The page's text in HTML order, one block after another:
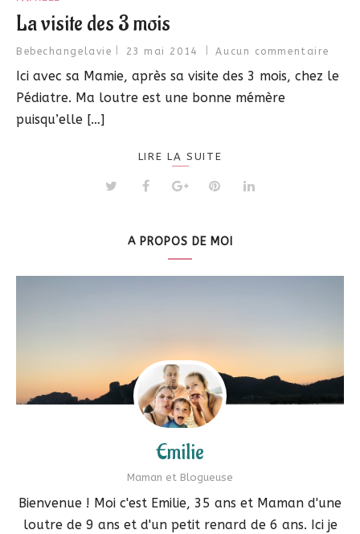
La visite des 3 mois
Bebechangelavie 23 mai 2014 Aucun commentaire
Ici avec sa Mamie, après sa visite des 3 mois, chez le
Pédiatre. Ma loutre est une bonne mémère
puisqu’elle […]
LIRE LA SUITE
A PROPOS DE MOI
Emilie
Maman et Blogueuse
Bienvenue ! Moi c'est Emilie, 35 ans et Maman d'une
loutre de 9 ans et d'un petit renard de 6 ans. Ici je